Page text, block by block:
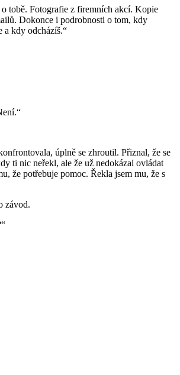
tobě. Fotografie z firemních akcí. Kopie
Dokonce i podrobnosti o tom, kdy
a kdy odcházíš.“
úplně se zhroutil. Přiznal, že se
ti nic neřekl, ale že už nedokázal ovládat
že potřebuje pomoc. Řekla jsem mu, že s
závod.